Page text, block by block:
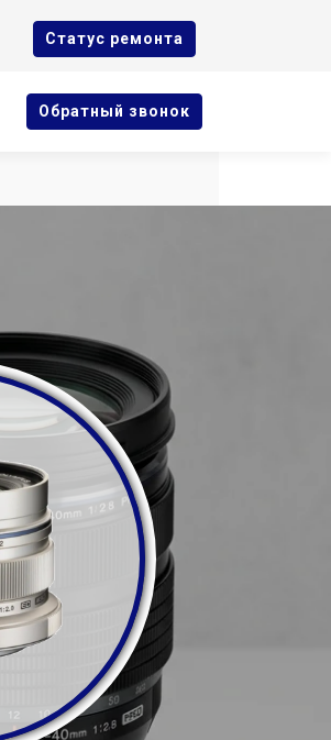
Cтатус ремонта
Oбратный звонок